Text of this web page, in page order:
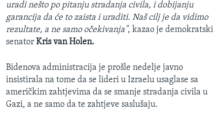
uradi nešto po pitanju stradanja civila, i dobijanju
garancija da će to zaista i uraditi. Naš cilj je da vidimo
rezultate, a ne samo očekivanja", kazao je demokratski
senator Kris van Holen.
Bidenova administracija je prošle nedelje javno
insistirala na tome da se lideri u Izraelu usaglase sa
američkim zahtjevima da se smanje stradanja civila u
Gazi, a ne samo da te zahtjeve saslušaju.